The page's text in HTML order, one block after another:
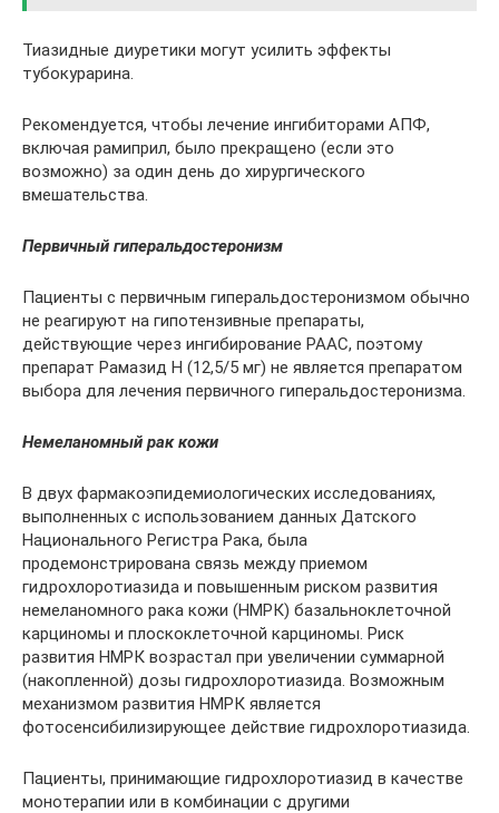
Тиазидные диуретики могут усилить эффекты
тубокурарина.
Рекомендуется, чтобы лечение ингибиторами АПФ,
включая рамиприл, было прекращено (если это
возможно) за один день до хирургического
вмешательства.
Первичный гиперальдостеронизм
Пациенты с первичным гиперальдостеронизмом обычно
не реагируют на гипотензивные препараты,
действующие через ингибирование РААС, поэтому
препарат Рамазид Н (12,5/5 мг) не является препаратом
выбора для лечения первичного гиперальдостеронизма.
Немеланомный рак кожи
В двух фармакоэпидемиологических исследованиях,
выполненных с использованием данных Датского
Национального Регистра Рака, была
продемонстрирована связь между приемом
гидрохлоротиазида и повышенным риском развития
немеланомного рака кожи (НМРК) базальноклеточной
карциномы и плоскоклеточной карциномы. Риск
развития НМРК возрастал при увеличении суммарной
(накопленной) дозы гидрохлоротиазида. Возможным
механизмом развития НМРК является
фотосенсибилизирующее действие гидрохлоротиазида.
Пациенты, принимающие гидрохлоротиазид в качестве
монотерапии или в комбинации с другими